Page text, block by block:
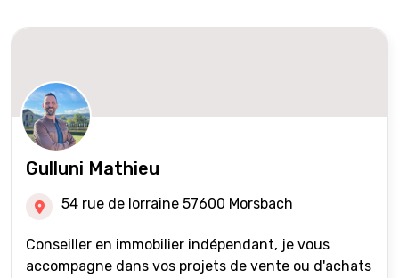
Gulluni Mathieu
54 rue de lorraine 57600 Morsbach
Conseiller en immobilier indépendant, je vous
accompagne dans vos projets de vente ou d'achats